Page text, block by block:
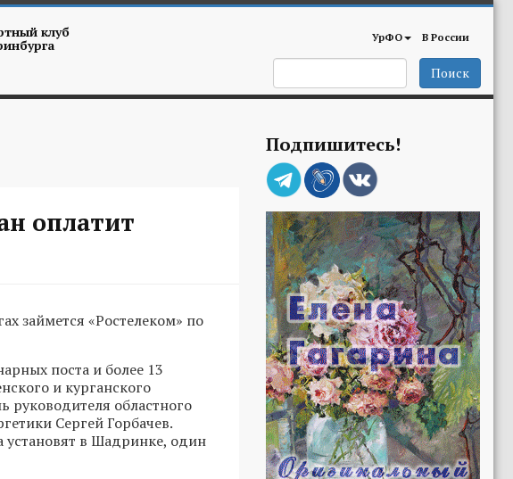
клуб УрФО В России
Поиск
оплатит
займется «Ростелеком» по
поста и более 13
и курганского
руководителя областного
Сергей Горбачев.
установят в Шадринке, один
Подпишитесь!